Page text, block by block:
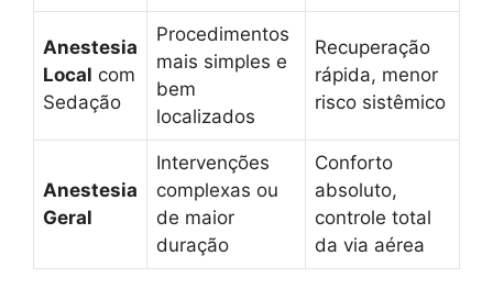
Anestesia
Local com
Sedação
Procedimentos
mais simples e
bem
localizados
Recuperação
rápida, menor
risco sistêmico
Anestesia
Geral
Intervenções
complexas ou
de maior
duração
Conforto
absoluto,
controle total
da via aérea